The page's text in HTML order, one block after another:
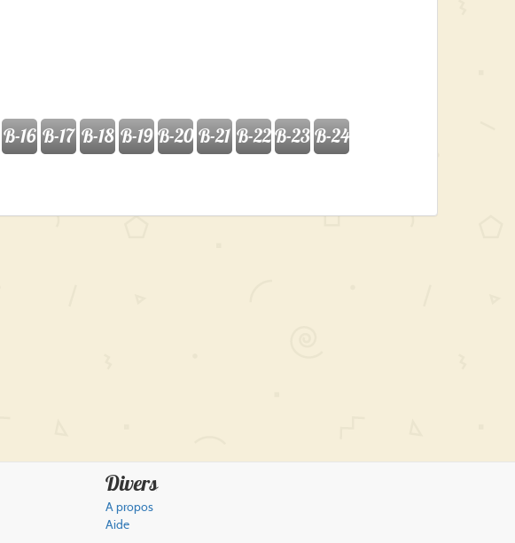
B-16 B-17 B-18 B-19 B-20 B-21 B-22B-23B-24
Divers
A propos
Aide